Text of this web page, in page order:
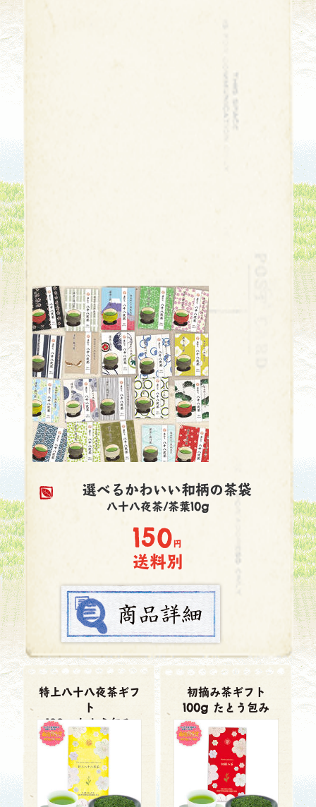
選べるかわいい和柄の茶袋
八十八夜茶/茶葉10g
150円
送料別
特上八十八夜茶ギフ
ト
100g たとう包み
初摘み茶ギフト
100g たとう包み